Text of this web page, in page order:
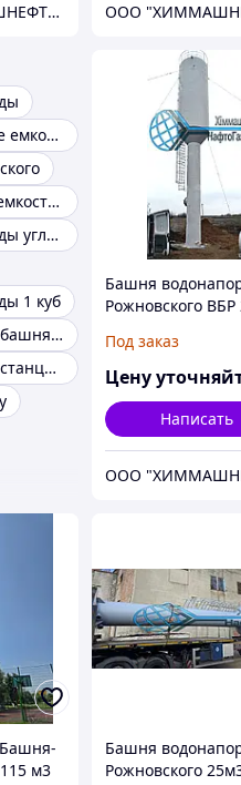
ООО "ХИММАШНЕФТЕГАЗ"
Прямоугольные емкости для воды
Изготовление емкостей из нержавейки
Емкость для воды угловая
1 куб
Водонапорная башня рожновского
Водонапорная станция для дома
Башня
Рожновского
Под заказ
Цену
Написать
м3
Башня
Рожновского